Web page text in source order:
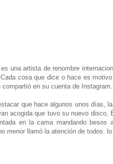
una artista de renombre
cosa que dice o hace es
compartió en su cuenta de Instagram.
que hace algunos unos días,
acogida que tuvo su nuevo disco,
en la cama mandando besos
menor llamó la atención de todos: